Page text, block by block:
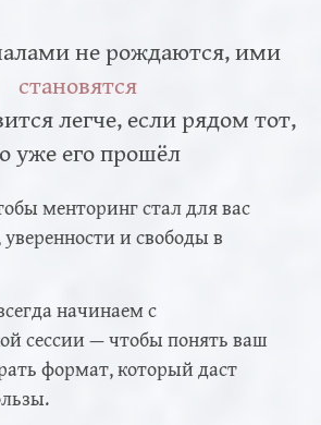
не рождаются, ими
становятся
легче, если рядом тот,
уже его прошёл
менторинг стал для вас
и свободы в
начинаем с
сессии — чтобы понять ваш
формат, который даст